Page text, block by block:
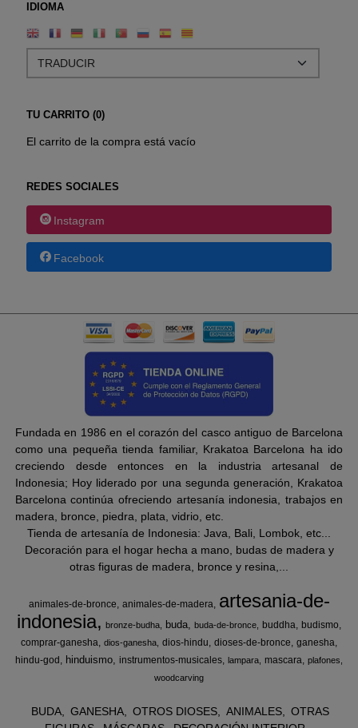
IDIOMA
TU CARRITO (0)
El carrito de la compra está vacío
REDES SOCIALES
Instagram
Facebook
Fundada en 1986 en el corazón del casco antiguo de Barcelona
como una pequeña tienda familiar, Krakatoa Barcelona ha ido
creciendo desde entonces en la industria artesanal de
Indonesia; Hoy liderado por una segunda generación, Krakatoa
Barcelona continúa ofreciendo artesanía indonesia, trabajos en
madera, bronce, piedra, plata, vidrio, etc.
Tienda de artesanía de Indonesia: Java, Bali, Lombok, etc...
Decoración para el hogar hecha a mano, budas de madera y
otras figuras de madera, bronce y resina,...
animales-de-bronce animales-de-madera
artesania-de-
indonesia
bronze-budha buda buda-de-bronce buddha
budismo
comprar-ganesha dios-ganesha dios-hindu dioses-de-bronce ganesha
hindu-god
hinduismo instrumentos-musicales lampara mascara plafones
woodcarving
BUDA GANESHA OTROS DIOSES ANIMALES
OTRAS